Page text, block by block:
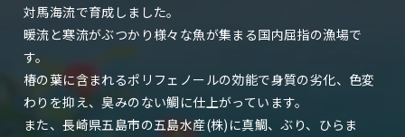
対馬海流で育成しました。
暖流と寒流がぶつかり様々な魚が集まる国内屈指の漁場で
す。
椿の葉に含まれるポリフェノールの効能で身質の劣化、色変
わりを抑え、臭みのない鯛に仕上がっています。
また、長崎県五島市の五島水産(株)に真鯛、ぶり、ひらま